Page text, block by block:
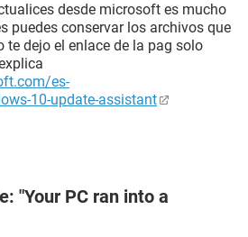
desde microsoft es mucho
puedes conservar los archivos que
te dejo el enlace de la pag solo
es-
10-update-assistant
"Your PC ran into a